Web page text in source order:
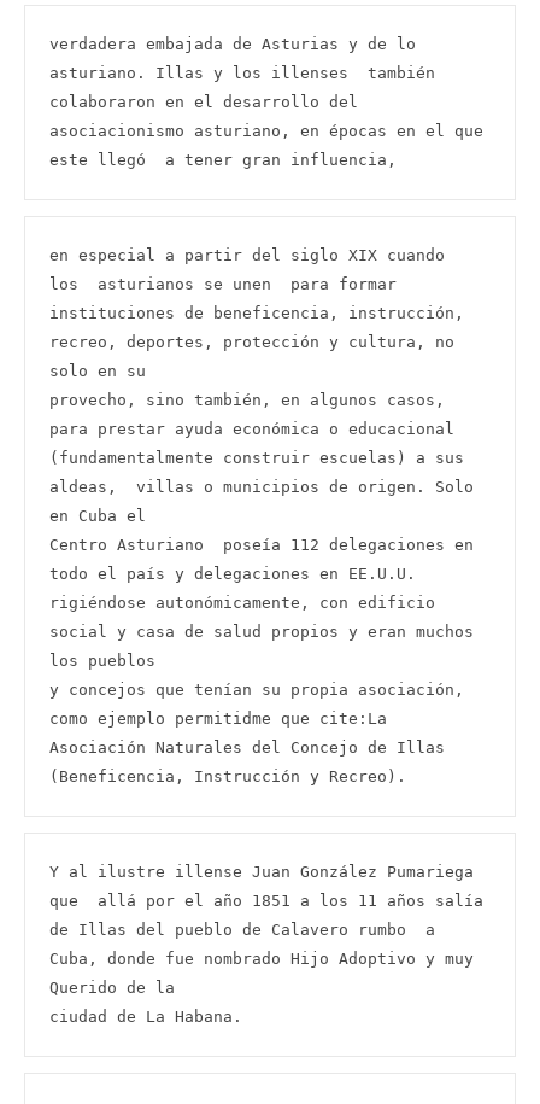
verdadera embajada de Asturias y de lo
asturiano. Illas y los illenses  también
colaboraron en el desarrollo del
asociacionismo asturiano, en épocas en el que
este llegó  a tener gran influencia,
en especial a partir del siglo XIX cuando
los  asturianos se unen  para formar
instituciones de beneficencia, instrucción,
recreo, deportes, protección y cultura, no
solo en su
provecho, sino también, en algunos casos,
para prestar ayuda económica o educacional
(fundamentalmente construir escuelas) a sus
aldeas,  villas o municipios de origen. Solo
en Cuba el
Centro Asturiano  poseía 112 delegaciones en
todo el país y delegaciones en EE.U.U.
rigiéndose autonómicamente, con edificio
social y casa de salud propios y eran muchos
los pueblos
y concejos que tenían su propia asociación,
como ejemplo permitidme que cite:La
Asociación Naturales del Concejo de Illas
(Beneficencia, Instrucción y Recreo).
Y al ilustre illense Juan González Pumariega
que  allá por el año 1851 a los 11 años salía
de Illas del pueblo de Calavero rumbo  a
Cuba, donde fue nombrado Hijo Adoptivo y muy
Querido de la
ciudad de La Habana.